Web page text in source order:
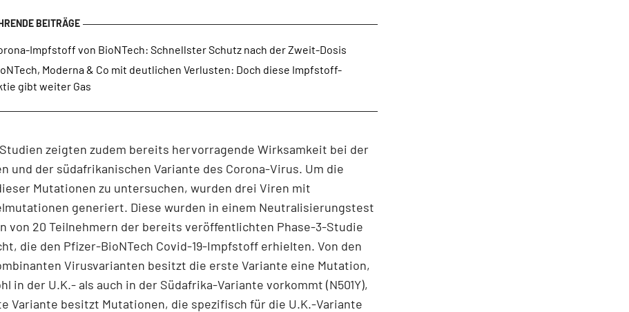
Impfstoff von BioNTech: Schnellster Schutz nach der Zweit-Dosis
Moderna & Co mit deutlichen Verlusten: Doch diese Impfstoff-
gibt weiter Gas
zeigten zudem bereits hervorragende Wirksamkeit bei der
und der südafrikanischen Variante des Corona-Virus. Um die
Mutationen zu untersuchen, wurden drei Viren mit
generiert. Diese wurden in einem Neutralisierungstest
von 20 Teilnehmern der bereits veröffentlichten Phase-3-Studie
die den Pfizer-BioNTech Covid-19-Impfstoff erhielten. Von den
Virusvarianten besitzt die erste Variante eine Mutation,
in der U.K.- als auch in der Südafrika-Variante vorkommt (N501Y),
Variante besitzt Mutationen, die spezifisch für die U.K.-Variante